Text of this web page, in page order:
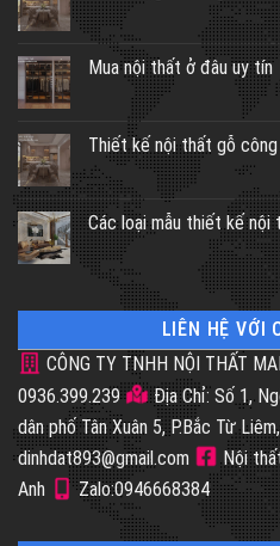
Mua nội thất ở đâu uy tín
Thiết kế nội thất gỗ
Các loại mẫu thiết kế nội
LIÊN HỆ VỚI
CÔNG TY TNHH NỘI THẤT
0936.399.239
Địa Chỉ: Số 1,
dân phố Tân Xuân 5, P.Bắc Từ
dinhdat893@gmail.com
Nội
Anh
Zalo:0946668384